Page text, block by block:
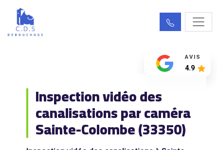
AVIS
4.9
Inspection vidéo des
canalisations par caméra
Sainte-Colombe (33350)